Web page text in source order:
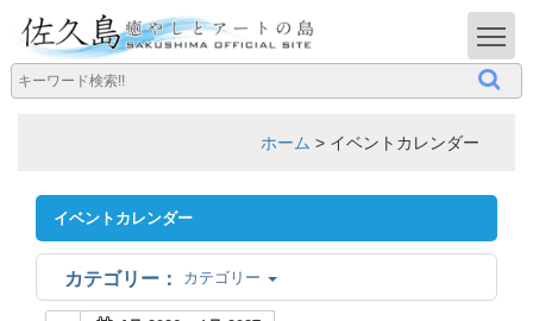
ホーム > イベントカレンダー
イベントカレンダー
カテゴリー